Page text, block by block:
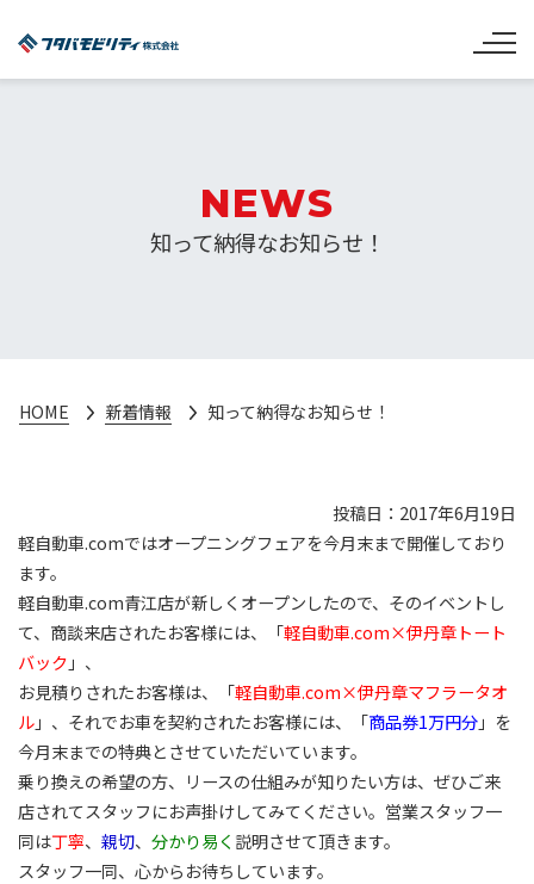
NEWS
知って納得なお知らせ！
HOME 新着情報 知って納得なお知らせ！
投稿日：2017年6月19日
軽自動車.comではオープニングフェアを今月末まで開催しており
ます。
軽自動車.com青江店が新しくオープンしたので、そのイベントし
て、商談来店されたお客様には、「軽自動車.com×伊丹章トート
バック 」、
お見積りされたお客様は、「軽自動車.com×伊丹章マフラータオ
ル 」、それでお車を契約されたお客様には、「商品券1万円分 」を
今月末までの特典とさせていただいています。
乗り換えの希望の方、リースの仕組みが知りたい方は、ぜひご来
店されてスタッフにお声掛けしてみてください。営業スタッフ一
同は丁寧、 親切、 分かり易く 説明させて頂きます。
スタッフ一同、心からお待ちしています。